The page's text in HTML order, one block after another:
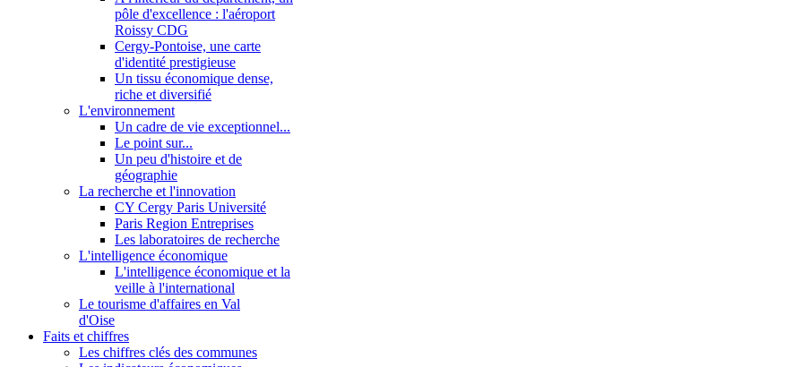
pôle d'excellence : l'aéroport
Roissy CDG
Cergy-Pontoise, une carte
d'identité prestigieuse
Un tissu économique dense,
riche et diversifié
L'environnement
Un cadre de vie exceptionnel...
Le point sur...
Un peu d'histoire et de
géographie
La recherche et l'innovation
CY Cergy Paris Université
Paris Region Entreprises
Les laboratoires de recherche
L'intelligence économique
L'intelligence économique et la
veille à l'international
Le tourisme d'affaires en Val
d'Oise
Faits et chiffres
Les chiffres clés des communes